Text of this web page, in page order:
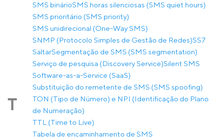
SMS binárioSMS horas silenciosas (SMS quiet hours)
SMS prioritário (SMS priority)
SMS unidirecional (One-Way SMS)
SNMP (Protocolo Simples de Gestão de Redes)SS7
SaltarSegmentação de SMS (SMS segmentation)
Serviço de pesquisa (Discovery Service)Silent SMS
Software-as-a-Service (SaaS)
Substituição do remetente de SMS (SMS spoofing)
T
TON (Tipo de Número) e NPI (Identificação do Plano
de Numeração)
TTL (Time to Live)
Tabela de encaminhamento de SMS